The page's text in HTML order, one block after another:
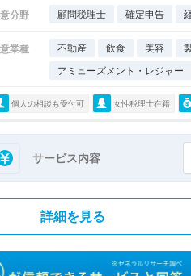
分野 顧問税理士 確定申告
業種 不動産 飲食 美容
アミューズメント・レジャー
個人の相談も受付可 女性税理士在籍
サービス内容
詳細を見る